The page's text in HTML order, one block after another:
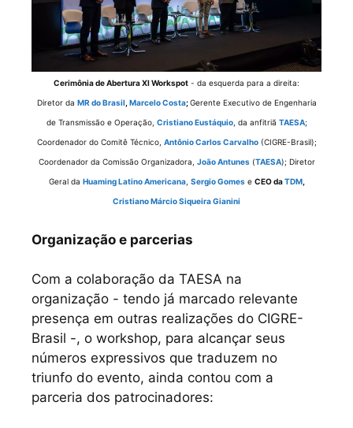
Cerimônia de Abertura XI Workspot - da esquerda para a direita:
Diretor da MR do Brasil Marcelo Costa;Gerente Executivo de Engenharia
de Transmissão e Operação, Cristiano Eustáquio, da anfitriã TAESA;
Coordenador do Comitê Técnico, Antônio Carlos Carvalho(CIGRE-Brasil);
Coordenador da Comissão Organizadora, João Antunes(TAESA); Diretor
Geral da Huaming Latino Americana, Sergio Gomes e CEO daTDM,
Cristiano Márcio Siqueira Gianini
Organização e parcerias
Com a colaboração da TAESA na
organização - tendo já marcado relevante
presença em outras realizações do CIGRE-
Brasil -, o workshop, para alcançar seus
números expressivos que traduzem no
triunfo do evento, ainda contou com a
parceria dos patrocinadores: